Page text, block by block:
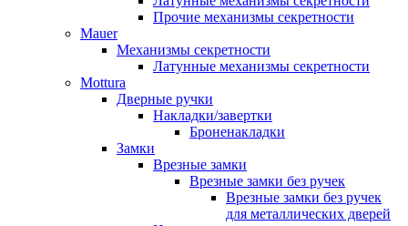
Прочие механизмы секретности
Mauer
Механизмы секретности
Латунные механизмы секретности
Mottura
Дверные ручки
Накладки/завертки
Броненакладки
Замки
Врезные замки
Врезные замки без ручек
Врезные замки без ручек
для металлических дверей